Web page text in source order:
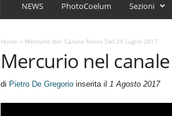
u
A
t
r
NEWS PhotoCoelum Sezioni
Home > Mercurio Nel Canale Rosso Del 29 Luglio 2017
Mercurio nel
di Pietro De Gregorioinserita il 1 Agosto 2017